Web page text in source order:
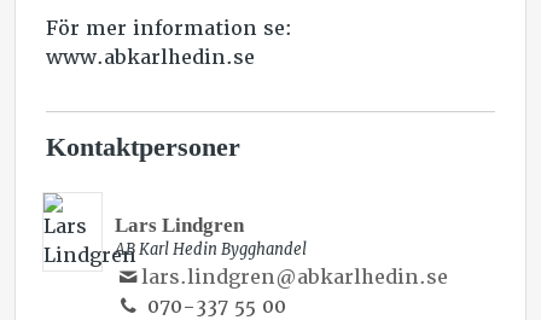
För mer information se:
www.abkarlhedin.se
Kontaktpersoner
Lars Lindgren
AB Karl Hedin Bygghandel
lars.lindgren@abkarlhedin.se
070-337 55 00